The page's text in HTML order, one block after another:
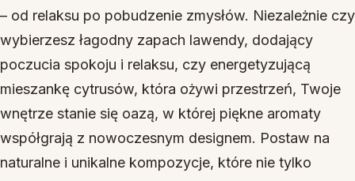
– od relaksu po pobudzenie zmysłów. Niezależnie czy
wybierzesz łagodny zapach lawendy, dodający
poczucia spokoju i relaksu, czy energetyzującą
mieszankę cytrusów, która ożywi przestrzeń, Twoje
wnętrze stanie się oazą, w której piękne aromaty
współgrają z nowoczesnym designem. Postaw na
naturalne i unikalne kompozycje, które nie tylko